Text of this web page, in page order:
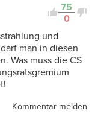
75
0
und
man in diesen
Was muss die CS
Kommentar melden